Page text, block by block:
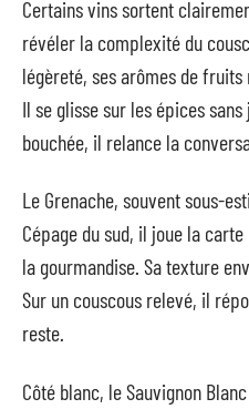
Certains vins sortent
révéler la complexité du
légèreté, ses arômes de
Il se glisse sur les épices
bouchée, il relance la
Le Grenache, souvent sous-
Cépage du sud, il joue la
la gourmandise. Sa texture
Sur un couscous relevé, il
reste.
Côté blanc, le Sauvignon